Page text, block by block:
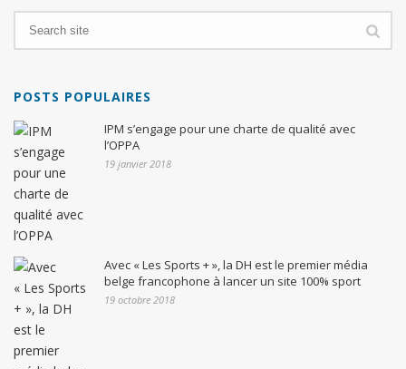
POSTS POPULAIRES
IPM s’engage pour une charte de qualité avec
l’OPPA
19 janvier 2018
Avec « Les Sports + », la DH est le premier média
belge francophone à lancer un site 100% sport
19 octobre 2018